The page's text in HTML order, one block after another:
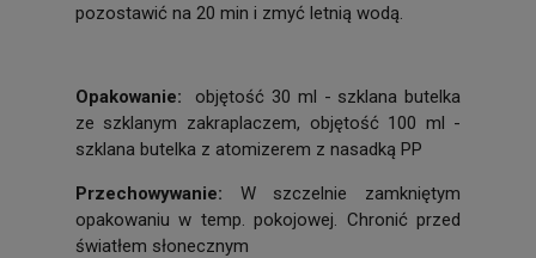
pozostawić na 20 min i zmyć letnią wodą.
Opakowanie: objętość 30 ml - szklana butelka
ze szklanym zakraplaczem, objętość 100 ml -
szklana butelka z atomizerem z nasadką PP
Przechowywanie: W szczelnie zamkniętym
opakowaniu w temp. pokojowej. Chronić przed
światłem słonecznym